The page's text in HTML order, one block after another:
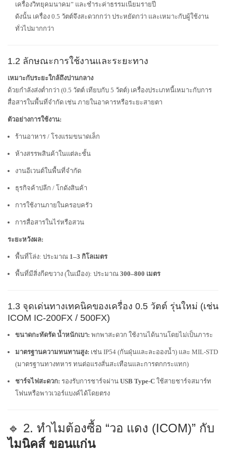
เครื่องวิทยุคมนาคม” และชำระค่าธรรมเนียมรายปี
ดังนั้น เครื่อง 0.5 วัตต์จึงสะดวกกว่า ประหยัดกว่า และเหมาะกับผู้ใช้งาน
ทั่วไปมากกว่า
1.2 ลักษณะการใช้งานและระยะทาง
เหมาะกับระยะใกล้ถึงปานกลาง
ด้วยกำลังส่งต่ำกว่า (0.5 วัตต์ เทียบกับ 5 วัตต์) เครื่องประเภทนี้เหมาะกับการ
สื่อสารในพื้นที่จำกัด เช่น ภายในอาคารหรือระยะสายตา
ตัวอย่างการใช้งาน:
ร้านอาหาร / โรงแรมขนาดเล็ก
ห้างสรรพสินค้าในแต่ละชั้น
งานอีเวนต์ในพื้นที่จำกัด
ธุรกิจค้าปลีก / โกดังสินค้า
การใช้งานภายในครอบครัว
การสื่อสารในไร่หรือสวน
ระยะหวังผล:
พื้นที่โล่ง: ประมาณ 1–3 กิโลเมตร
พื้นที่มีสิ่งกีดขวาง (ในเมือง): ประมาณ 300–800 เมตร
1.3 จุดเด่นทางเทคนิคของเครื่อง 0.5 วัตต์ รุ่นใหม่ (เช่น
ICOM IC-200FX / 500FX)
ขนาดกะทัดรัด น้ำหนักเบา: พกพาสะดวก ใช้งานได้นานโดยไม่เป็นภาระ
มาตรฐานความทนทานสูง: เช่น IP54 (กันฝุ่นและละอองน้ำ) และ MIL-STD
(มาตรฐานทางทหาร ทนต่อแรงสั่นสะเทือนและการตกกระแทก)
ชาร์จไฟสะดวก: รองรับการชาร์จผ่าน USB Type-C ใช้สายชาร์จสมาร์ท
โฟนหรือพาวเวอร์แบงค์ได้โดยตรง
🔹 2. ทำไมต้องซื้อ “วอ แดง (ICOM)” กับ
ไมนิคส์ ขอนแก่น